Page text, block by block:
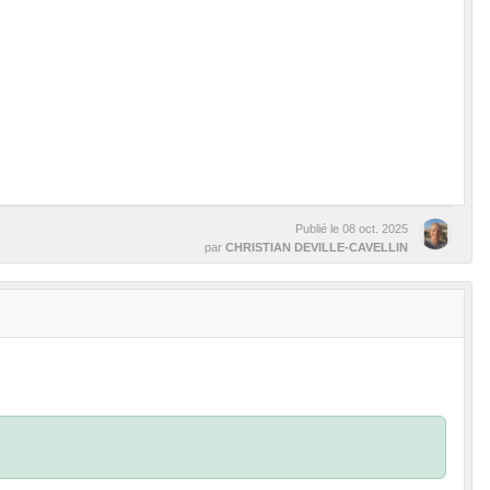
Publié le 08 oct. 2025
par CHRISTIAN DEVILLE-CAVELLIN